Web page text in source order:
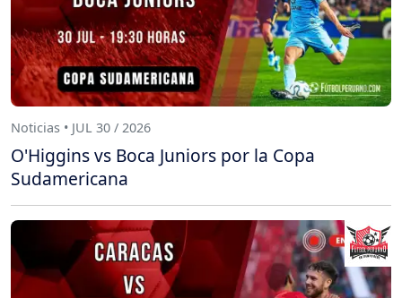
Noticias • JUL 30 / 2026
O'Higgins vs Boca Juniors por la Copa
Sudamericana